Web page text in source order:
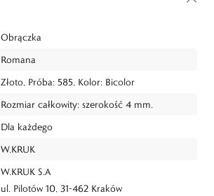
Obrączka
Romana
Złoto, Próba: 585, Kolor: Bicolor
Rozmiar całkowity: szerokość 4 mm.
Dla każdego
W.KRUK
W.KRUK S.A
ul. Pilotów 10, 31-462 Kraków